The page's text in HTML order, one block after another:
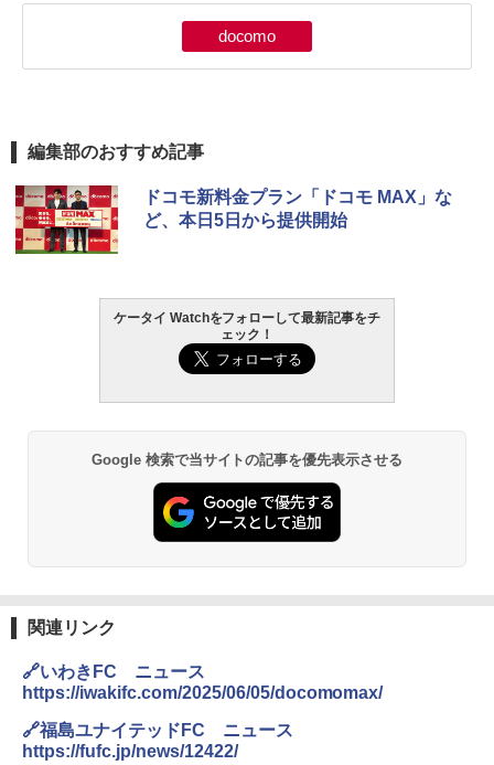
docomo
編集部のおすすめ記事
ドコモ新料金プラン「ドコモ MAX」な
ど、本日5日から提供開始
ケータイ Watchをフォローして最新記事をチ
ェック！
Google 検索で当サイトの記事を優先表示させる
関連リンク
🔗いわきFC ニュース
https://iwakifc.com/2025/06/05/docomomax/
🔗福島ユナイテッドFC ニュース
https://fufc.jp/news/12422/